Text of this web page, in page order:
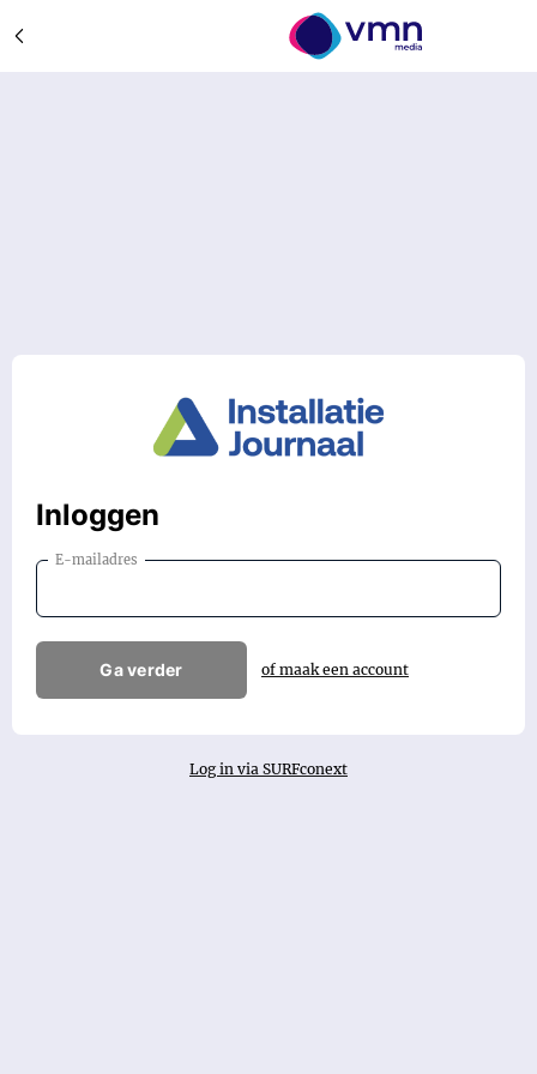
Inloggen
E-mailadres
Ga verder of maak een account
Log in via SURFconext